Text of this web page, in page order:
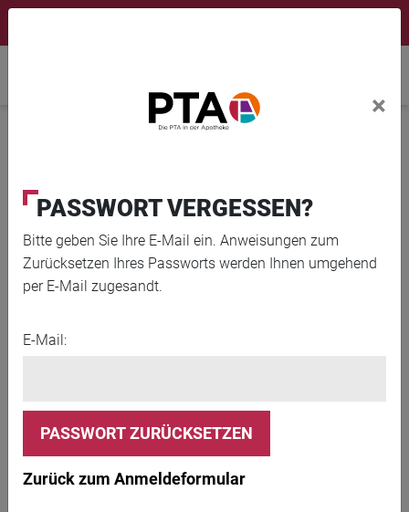
×
PASSWORT VERGESSEN?
Bitte geben Sie Ihre E-Mail ein. Anweisungen zum
Zurücksetzen Ihres Passworts werden Ihnen umgehend
per E-Mail zugesandt.
E-Mail:
Zurück zum Anmeldeformular
SENIOREN IN DER APOTHEKE SENIOREN DEPRESSION
×